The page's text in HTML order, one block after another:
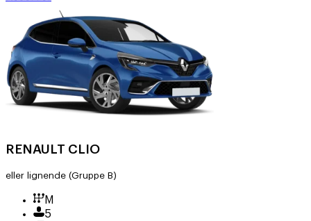
RENAULT CLIO
eller lignende (Gruppe B)
M
5